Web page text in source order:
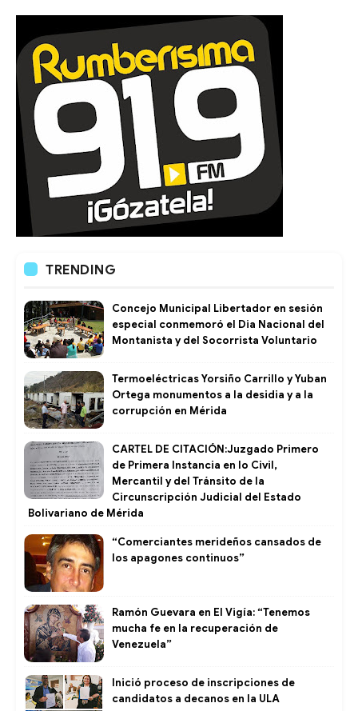
TRENDING
Concejo Municipal Libertador en sesión
especial conmemoró el Dia Nacional del
Montanista y del Socorrista Voluntario
Termoeléctricas Yorsiño Carrillo y Yuban
Ortega monumentos a la desidia y a la
corrupción en Mérida
CARTEL DE CITACIÓN:Juzgado Primero
de Primera Instancia en lo Civil,
Mercantil y del Tránsito de la
Circunscripción Judicial del Estado
Bolivariano de Mérida
“Comerciantes merideños cansados de
los apagones continuos”
Ramón Guevara en El Vigía: “Tenemos
mucha fe en la recuperación de
Venezuela”
Inició proceso de inscripciones de
candidatos a decanos en la ULA